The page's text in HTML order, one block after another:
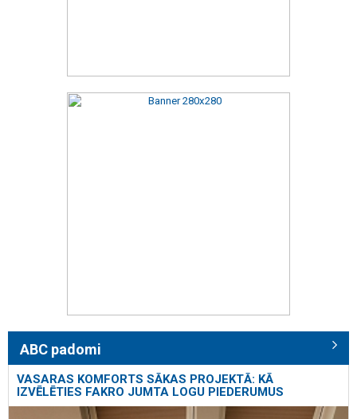
ABC padomi
VASARAS KOMFORTS SĀKAS PROJEKTĀ: KĀ
IZVĒLĒTIES FAKRO JUMTA LOGU PIEDERUMUS